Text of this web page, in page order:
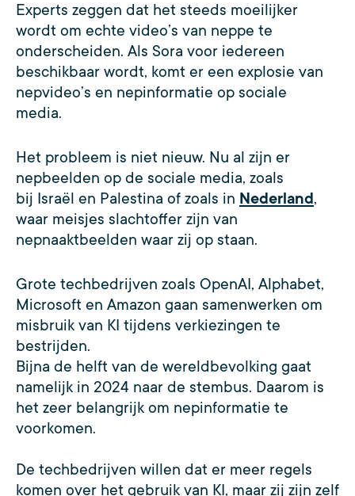
Experts zeggen dat het steeds moeilijker
wordt om echte video’s van neppe te
onderscheiden. Als Sora voor iedereen
beschikbaar wordt, komt er een explosie van
nepvideo’s en nepinformatie op sociale
media.
Het probleem is niet nieuw. Nu al zijn er
nepbeelden op de sociale media, zoals
bij Israël en Palestina of zoals in Nederland,
waar meisjes slachtoffer zijn van
nepnaaktbeelden waar zij op staan.
Grote techbedrijven zoals OpenAI, Alphabet,
Microsoft en Amazon gaan samenwerken om
misbruik van KI tijdens verkiezingen te
bestrijden.
Bijna de helft van de wereldbevolking gaat
namelijk in 2024 naar de stembus. Daarom is
het zeer belangrijk om nepinformatie te
voorkomen.
De techbedrijven willen dat er meer regels
komen over het gebruik van KI, maar zij zijn zelf